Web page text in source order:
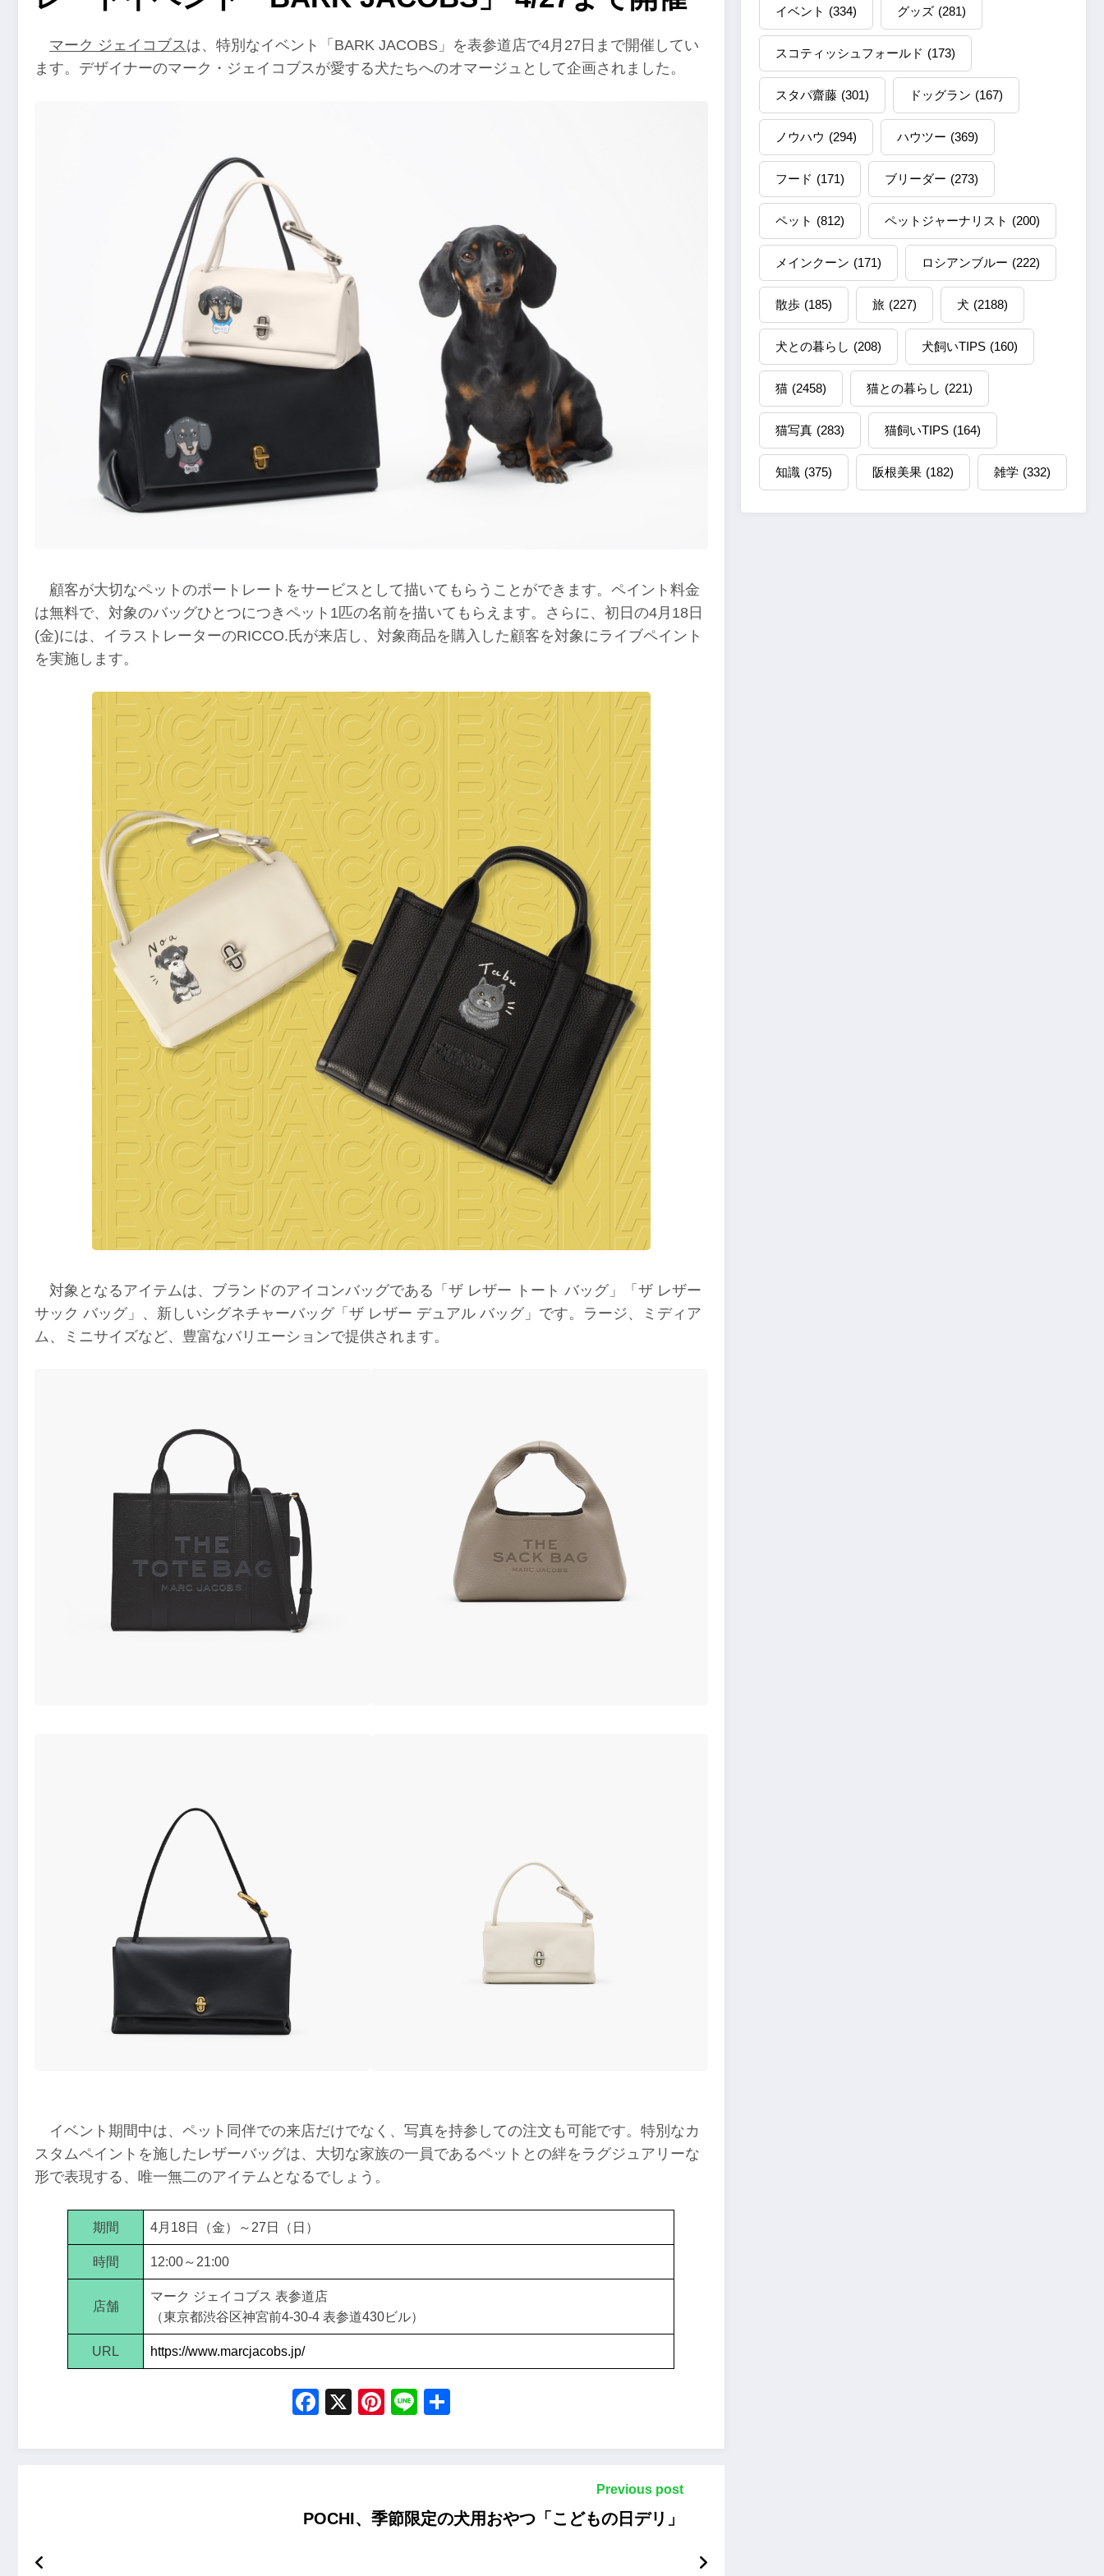
マーク ジェイコブス は、特別なイベント「BARK JACOBS」を表参道店で4月27日まで開催してい
ます。デザイナーのマーク・ジェイコブスが愛する犬たちへのオマージュとして企画されました。
顧客が大切なペットのポートレートをサービスとして描いてもらうことができます。ペイント料金
は無料で、対象のバッグひとつにつきペット1匹の名前を描いてもらえます。さらに、初日の4月18日
(金)には、イラストレーターのRICCO.氏が来店し、対象商品を購入した顧客を対象にライブペイント
を実施します。
対象となるアイテムは、ブランドのアイコンバッグである「ザ レザー トート バッグ」「ザ レザー
サック バッグ」、新しいシグネチャーバッグ「ザ レザー デュアル バッグ」です。ラージ、ミディア
ム、ミニサイズなど、豊富なバリエーションで提供されます。
イベント期間中は、ペット同伴での来店だけでなく、写真を持参しての注文も可能です。特別なカ
スタムペイントを施したレザーバッグは、大切な家族の一員であるペットとの絆をラグジュアリーな
形で表現する、唯一無二のアイテムとなるでしょう。
期間 4月18日（金）～27日（日）
時間 12:00～21:00
店舗
マーク ジェイコブス 表参道店
（東京都渋谷区神宮前4-30-4 表参道430ビル）
URL https://www.marcjacobs.jp/
Facebook
X Pinterest
Line
Previous post
POCHI、季節限定の犬用おやつ「こどもの日デリ」
イベント (334) グッズ (281)
スコティッシュフォールド (173)
スタパ齋藤 (301) ドッグラン (167)
ノウハウ (294) ハウツー (369)
フード (171) ブリーダー (273)
ペット (812) ペットジャーナリスト (200)
メインクーン (171) ロシアンブルー (222)
散歩 (185) 旅 (227) 犬 (2188)
犬との暮らし (208) 犬飼いTIPS (160)
猫 (2458) 猫との暮らし (221)
猫写真 (283) 猫飼いTIPS (164)
知識 (375) 阪根美果 (182) 雑学 (332)